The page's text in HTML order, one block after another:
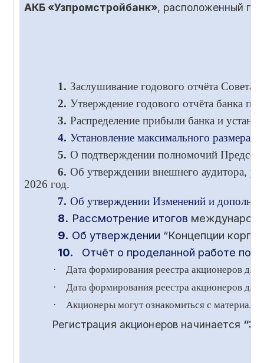
АКБ «Узпромстройбанк», расположенный по
1. Заслушивание годового отчёта
2. Утверждение годового отчёта банка по
3. Распределение прибыли банка и
4. Установление максимального размера
5. О подтверждении полномочий
6. Об утверждении внешнего аудитора,
2026 год.
7. Об утверждении Изменений и
8. Рассмотрение итогов
9. Об утверждении “Концепции
10.
Отчёт о проделанной работе по
·
Дата формирования реестра акционеров
·
Дата формирования реестра акционеров для
·
Акционеры могут ознакомиться с
Регистрация акционеров начинается